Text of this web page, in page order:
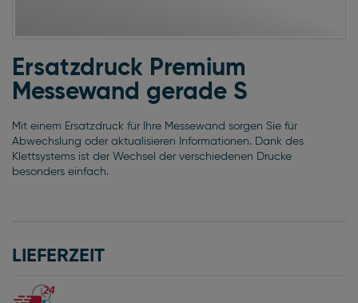
Anfang
der
Bildgalerie
Ersatzdruck Premium
Messewand gerade S
Mit einem Ersatzdruck für Ihre Messewand sorgen Sie für
Abwechslung oder aktualisieren Informationen. Dank des
Klettsystems ist der Wechsel der verschiedenen Drucke
besonders einfach.
LIEFERZEIT